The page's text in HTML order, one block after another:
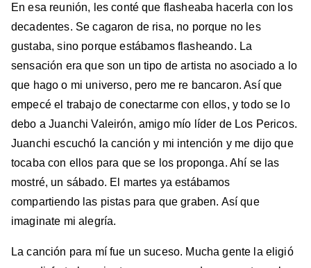
En esa reunión, les conté que flasheaba hacerla con los
decadentes. Se cagaron de risa, no porque no les
gustaba, sino porque estábamos flasheando. La
sensación era que son un tipo de artista no asociado a lo
que hago o mi universo, pero me re bancaron. Así que
empecé el trabajo de conectarme con ellos, y todo se lo
debo a Juanchi Valeirón, amigo mío líder de Los Pericos.
Juanchi escuchó la canción y mi intención y me dijo que
tocaba con ellos para que se los proponga. Ahí se las
mostré, un sábado. El martes ya estábamos
compartiendo las pistas para que graben. Así que
imaginate mi alegría.
La canción para mí fue un suceso. Mucha gente la eligió